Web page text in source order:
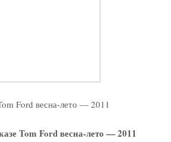
Tom Ford весна-лето — 2011